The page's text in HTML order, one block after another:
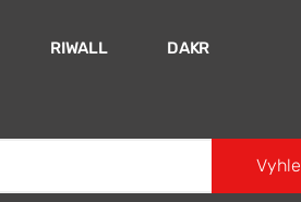
RIWALL DAKR